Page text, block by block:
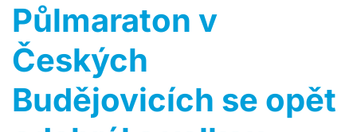
Půlmaraton v
Českých
Budějovicích se opět